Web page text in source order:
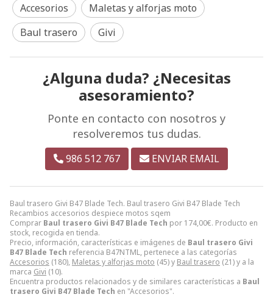
Baul trasero Givi B47 Blade Tech. Baul trasero Givi B47 Blade Tech
Recambios accesorios despiece motos sqem
Comprar Baul trasero Givi B47 Blade Tech por 174,00€. Producto en
stock, recogida en tienda.
Precio, información, características e imágenes de Baul trasero Givi
B47 Blade Tech referencia B47NTML, pertenece a las categorías
Accesorios (180), Maletas y alforjas moto (45) y Baul trasero (21) y a la
marca Givi (10).
Encuentra productos relacionados y de similares características a Baul
trasero Givi B47 Blade Tech en "Accesorios".
Accesorios
Maletas y alforjas moto
Baul trasero
Givi
¿Alguna duda? ¿Necesitas
asesoramiento?
Ponte en contacto con nosotros y
resolveremos tus dudas.
986 512 767 ENVIAR EMAIL